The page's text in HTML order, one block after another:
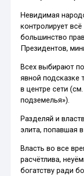
Невидимая
контролирует
большинство
Президентов,
Всех выбирают
явной подсказке
в центре сети
подземелья»).
Разделяй и
элита, попавшая
Власть во все
расчётлива,
богатству ради